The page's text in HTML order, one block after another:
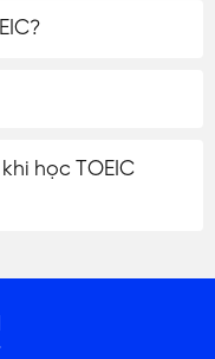
học TOEIC